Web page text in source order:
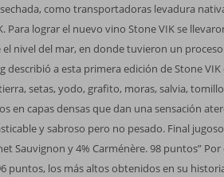
como transportadoras levadura
Para lograr el nuevo vino Stone VIK se
nivel del mar, en donde tuvieron un
describió a esta primera edición de Stone
setas, yodo, grafito, moras, salvia,
en capas densas que dan una sensación
y sabroso pero no pesado. Final
Sauvignon y 4% Carménère. 98 puntos”
puntos, los más altos obtenidos en su